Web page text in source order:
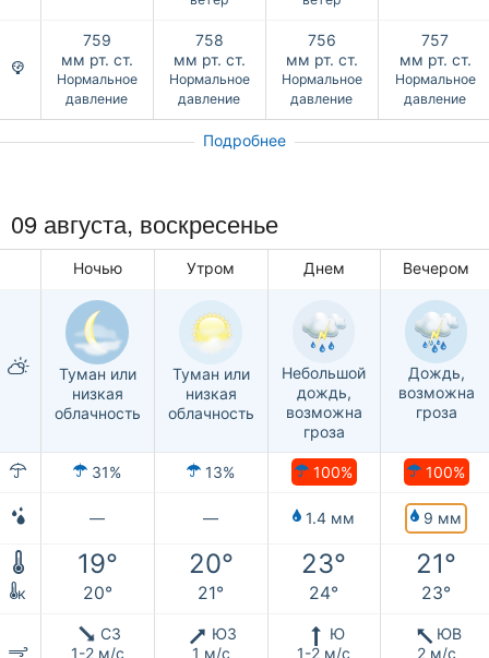
759
мм рт. ст.
Нормальное
давление
758
мм рт. ст.
Нормальное
давление
756
мм рт. ст.
Нормальное
давление
757
мм рт. ст.
Нормальное
давление
Подробнее
09 августа, воскресенье
Ночью Утром Днем Вечером
Туман или
низкая
облачность
Туман или
низкая
облачность
Небольшой
дождь,
возможна
гроза
Дождь,
возможна
гроза
31% 13% 100% 100%
— — 1.4 мм 9 мм
19° 20° 23° 21°
к 20° 21° 24° 23°
СЗ
1-2 м/с
ЮЗ
1 м/с
Ю
1-2 м/с
ЮВ
2 м/с